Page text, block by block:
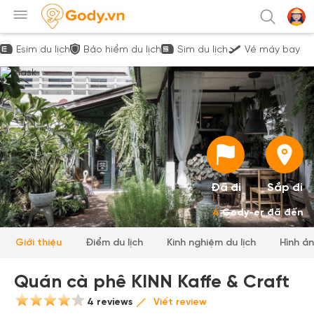
Esim du lịch Bảo hiểm du lịch Sim du lịch Vé máy bay
Đã đi Sắp đi
4Gody-er đã đến
Giới thiệu Điểm du lịch Kinh nghiệm du lịch Hình
Quán cà phê KINN Kaffe & Craft
4 reviews Viết review